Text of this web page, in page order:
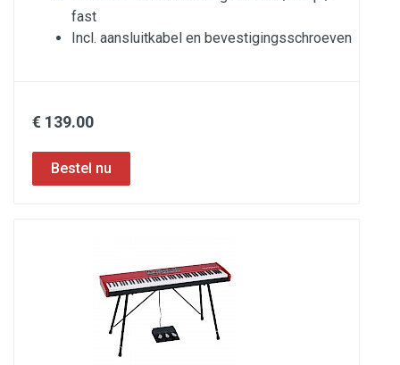
fast
Incl. aansluitkabel en bevestigingsschroeven
€ 139.00